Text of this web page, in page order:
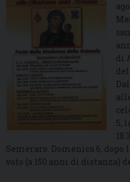
di
5,
Semeraro. Domenica 6, dopo
voto (a 150 anni di distanza)